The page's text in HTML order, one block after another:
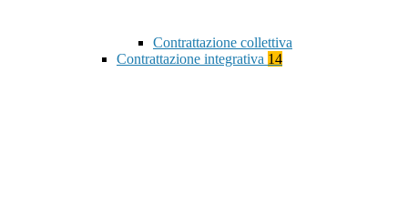
Contrattazione collettiva
Contrattazione integrativa 14